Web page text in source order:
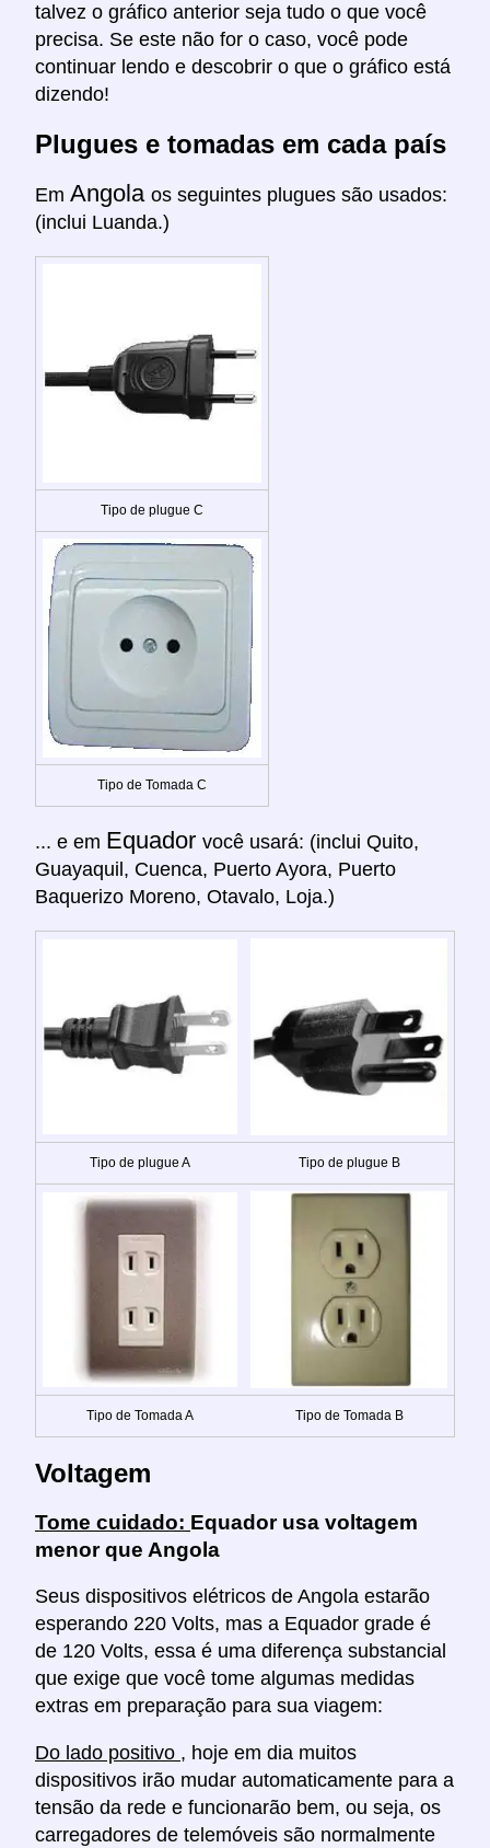
talvez o gráfico anterior seja tudo o que você
precisa. Se este não for o caso, você pode
continuar lendo e descobrir o que o gráfico está
dizendo!
Plugues e tomadas em cada país
Em Angola os seguintes plugues são usados:
(inclui Luanda.)
Tipo de plugue C
Tipo de Tomada C
... e em Equador você usará: (inclui Quito,
Guayaquil, Cuenca, Puerto Ayora, Puerto
Baquerizo Moreno, Otavalo, Loja.)
Tipo de plugue A Tipo de plugue B
Tipo de Tomada A Tipo de Tomada B
Voltagem
Tome cuidado: Equador usa voltagem
menor que Angola
Seus dispositivos elétricos de Angola estarão
esperando 220 Volts, mas a Equador grade é
de 120 Volts, essa é uma diferença substancial
que exige que você tome algumas medidas
extras em preparação para sua viagem:
Do lado positivo , hoje em dia muitos
dispositivos irão mudar automaticamente para a
tensão da rede e funcionarão bem, ou seja, os
carregadores de telemóveis são normalmente